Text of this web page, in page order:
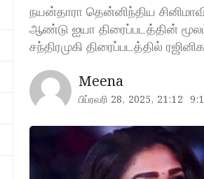
நயன்தாரா தென்னிந்திய
ஆண்டு ஐயா திரைப்படத்தின்
சந்திரமுகி திரைப்படத்தில்
Meena
பிப்ரவரி 28, 2025, 21:12